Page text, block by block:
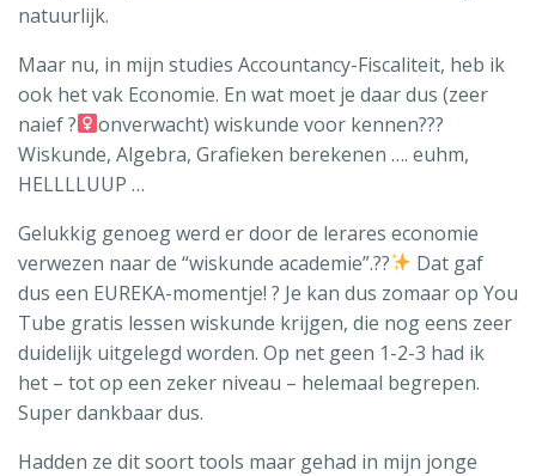
natuurlijk.
Maar nu, in mijn studies Accountancy-Fiscaliteit, heb ik
ook het vak Economie. En wat moet je daar dus (zeer
naief ?‍
onverwacht) wiskunde voor kennen???
Wiskunde, Algebra, Grafieken berekenen …. euhm,
HELLLLUUP …
Gelukkig genoeg werd er door de lerares economie
verwezen naar de “wiskunde academie”.??
Dat gaf
dus een EUREKA-momentje! ? Je kan dus zomaar op You
Tube gratis lessen wiskunde krijgen, die nog eens zeer
duidelijk uitgelegd worden. Op net geen 1-2-3 had ik
het – tot op een zeker niveau – helemaal begrepen.
Super dankbaar dus.
Hadden ze dit soort tools maar gehad in mijn jonge